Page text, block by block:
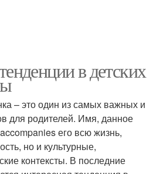
в детских
– это один из самых важных и
для родителей. Имя, данное
его всю жизнь,
но и культурные,
контексты. В последние